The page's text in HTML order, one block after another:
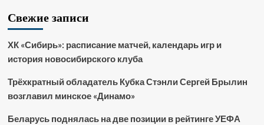
Свежие записи
ХК «Сибирь»: расписание матчей, календарь игр и
история новосибирского клуба
Трёхкратный обладатель Кубка Стэнли Сергей Брылин
возглавил минское «Динамо»
Беларусь поднялась на две позиции в рейтинге УЕФА